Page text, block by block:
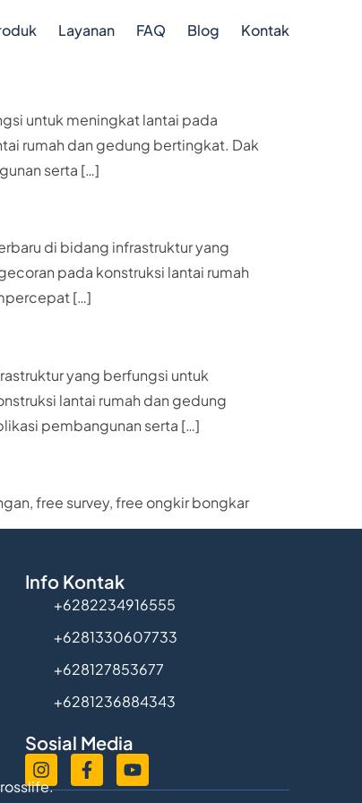
Layanan FAQ Blog Kontak
untuk meningkat lantai pada
rumah dan gedung bertingkat. Dak
serta […]
di bidang infrastruktur yang
pada konstruksi lantai rumah
[…]
yang berfungsi untuk
lantai rumah dan gedung
pembangunan serta […]
free survey, free ongkir bongkar
Info Kontak
+6282234916555
+6281330607733
+628127853677
+6281236884343
Sosial Media